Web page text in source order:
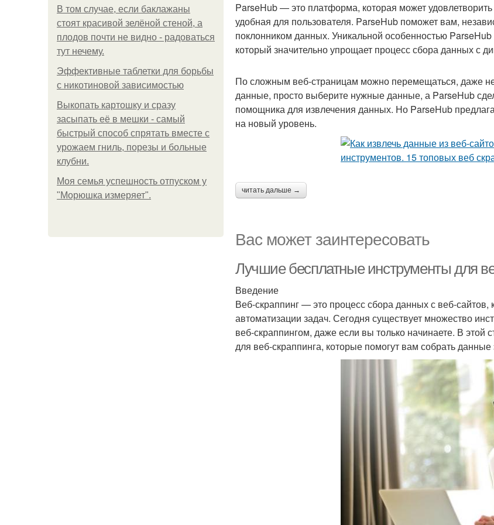
В том случае, если баклажаны
стоят красивой зелёной стеной, а
плодов почти не видно - радоваться
тут нечему.
Эффективные таблетки для борьбы
с никотиновой зависимостью
Выкопать картошку и сразу
засыпать её в мешки - самый
быстрый способ спрятать вместе с
урожаем гниль, порезы и больные
клубни.
Моя семья успешность отпуском у
"Морюшка измеряет".
ParseHub — это платформа, которая может
удобная для пользователя. ParseHub поможет вам,
поклонником данных. Уникальной особенностью
который значительно упрощает процесс сбора данных с
По сложным веб-страницам можно перемещаться, даже
данные, просто выберите нужные данные, а ParseHub
помощника для извлечения данных. Но ParseHub
на новый уровень.
читать дальше →
Вас может заинтересовать
Лучшие бесплатные инструменты для
Введение
Веб-скраппинг — это процесс сбора данных с веб-
автоматизации задач. Сегодня существует множество
веб-скраппингом, даже если вы только начинаете. В
для веб-скраппинга, которые помогут вам собрать